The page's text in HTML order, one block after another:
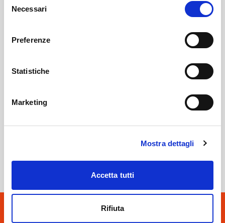
delNecessari
Preferenze
Statistiche
Marketing
Mostra dettagli
Accetta tutti
Rifiuta
battista-mazza/
Sondrio Necrologi
SOF Società Onoranze Funebri